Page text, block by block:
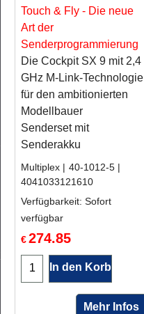
Touch & Fly - Die neue
Art der
Senderprogrammierung
Die Cockpit SX 9 mit 2,4
GHz M-Link-Technologie
für den ambitionierten
Modellbauer
Senderset mit
Senderakku
€274.85
Multiplex
40-1012-5
4041033121610
Verfügbarkeit: Sofort
verfügbar
In den Korb
Mehr Infos